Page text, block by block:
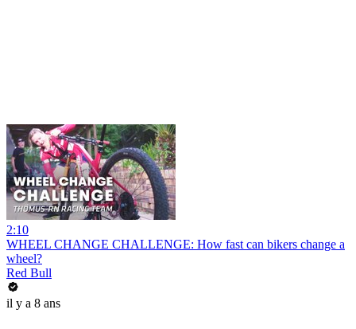
2:10
WHEEL CHANGE CHALLENGE: How fast can bikers change a
wheel?
Red Bull
il y a 8 ans